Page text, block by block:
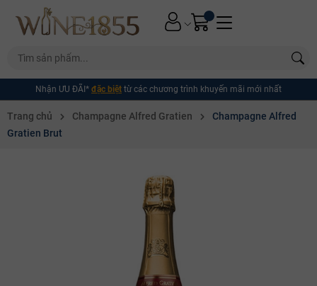
Nhận ƯU ĐÃI* đặc biệt từ các chương trình khuyến mãi mới nhất
Trang chủ Champagne Alfred Gratien
Champagne Alfred
Gratien Brut